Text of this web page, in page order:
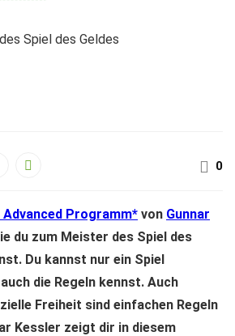
Spiel des Geldes
0
Programm von Gunnar
du zum Meister des Spiel des
Du kannst nur ein Spiel
die Regeln kennst. Auch
Freiheit sind einfachen Regeln
Kessler zeigt dir in diesem